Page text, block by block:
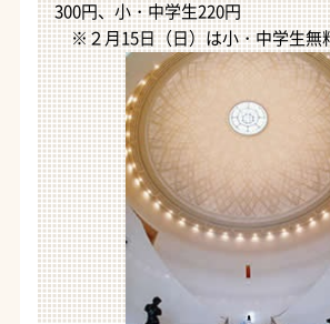
300円、小・中学生220円
※２月15日（日）は小・中学生無